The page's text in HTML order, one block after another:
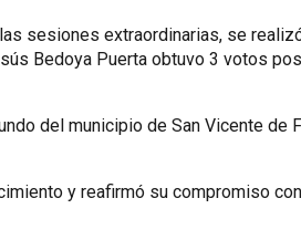
sesiones extraordinarias, se
Bedoya Puerta obtuvo 3 votos
del municipio de San Vicente
y reafirmó su compromiso